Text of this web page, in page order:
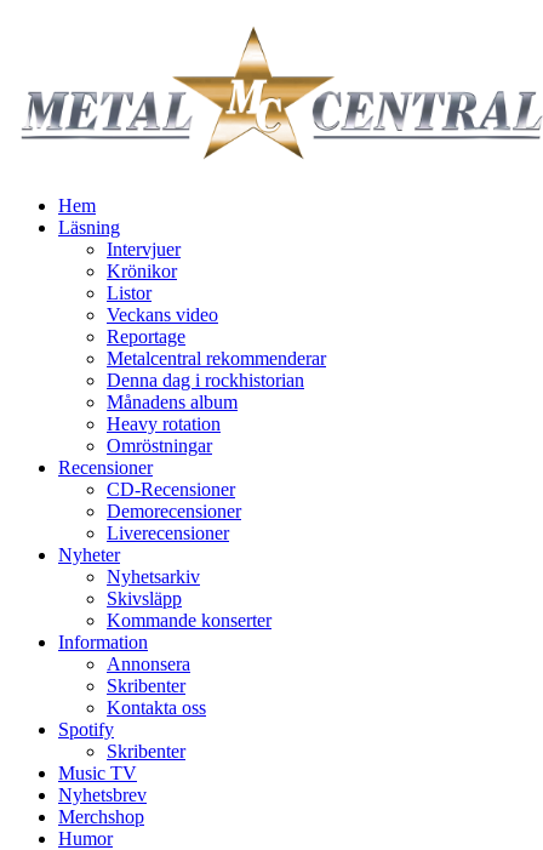
Hem
Läsning
Intervjuer
Krönikor
Listor
Veckans video
Reportage
Metalcentral rekommenderar
Denna dag i rockhistorian
Månadens album
Heavy rotation
Omröstningar
Recensioner
CD-Recensioner
Demorecensioner
Liverecensioner
Nyheter
Nyhetsarkiv
Skivsläpp
Kommande konserter
Information
Annonsera
Skribenter
Kontakta oss
Spotify
Skribenter
Music TV
Nyhetsbrev
Merchshop
Humor